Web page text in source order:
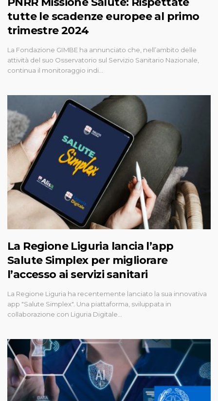
tutte le scadenze europee al primo
trimestre 2024
La Fondazione GIMBE ha annunciato che, nell’ambito delle
attività del suo Osservatorio sul Servizio Sanitario Nazionale,
continua il monitoraggio indi…
La Regione Liguria lancia l’app
Salute Simplex per migliorare
l’accesso ai servizi sanitari
La Regione Liguria ha recentemente lanciato la sua innovativa
app "Salute Simplex". Una piattaforma, sviluppata in
collaborazione con Liguria Digitale…